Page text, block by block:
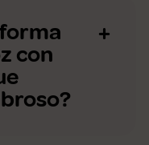
con